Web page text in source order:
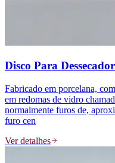
Disco Para
Fabricado em porcelana,
em redomas de vidro
normalmente furos de,
furo cen
Ver detalhes